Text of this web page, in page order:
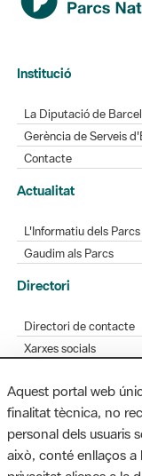
Institució
La Diputació de
Gerència de Serveis
Contacte
Actualitat
L'Informatiu dels Parcs
Gaudim als Parcs
Directori
Directori de contacte
Xarxes socials
Bústia de
Opineu sobre els parcs
Aquest portal web
finalitat tècnica, no
personal dels usuaris
això, conté enllaços